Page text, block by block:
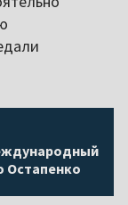
Остапенко